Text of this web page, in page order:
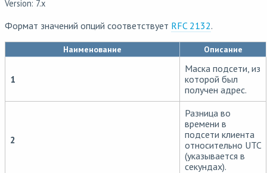
Version: 7.x
Формат значений опций соответствует RFC 2132.
Наименование Описание
1
Маска подсети, из
которой был
получен адрес.
2
Разница во
времени в
подсети клиента
относительно UTC
(указывается в
секундах).